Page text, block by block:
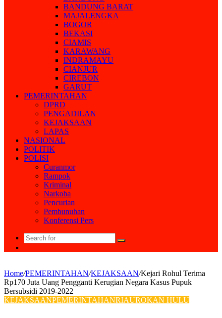
BANDUNG BARAT
MAJALENGKA
BOGOR
BEKASI
CIAMIS
KARAWANG
INDRAMAYU
CIANJUR
CIREBON
GARUT
PEMERINTAHAN
DPRD
PENGADILAN
KEJAKSAAN
LAPAS
NASIONAL
POLITIK
POLISI
Curanmor
Rampok
Kriminal
Narkoba
Pencurian
Pembunuhan
Konferensi Pers
Search
for
Home/PEMERINTAHAN/KEJAKSAAN/Kejari Rohul Terima
Rp170 Juta Uang Pengganti Kerugian Negara Kasus Pupuk
Bersubsidi 2019-2022
KEJAKSAANPEMERINTAHANRIAUROKAN HULU